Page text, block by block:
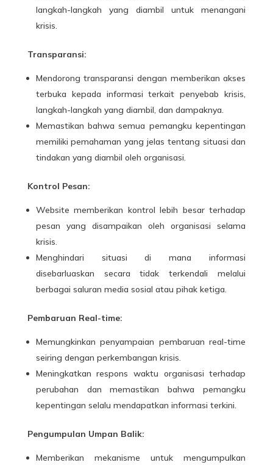
langkah-langkah yang diambil untuk menangani
krisis.
Transparansi:
Mendorong transparansi dengan memberikan akses
terbuka kepada informasi terkait penyebab krisis,
langkah-langkah yang diambil, dan dampaknya.
Memastikan bahwa semua pemangku kepentingan
memiliki pemahaman yang jelas tentang situasi dan
tindakan yang diambil oleh organisasi.
Kontrol Pesan:
Website memberikan kontrol lebih besar terhadap
pesan yang disampaikan oleh organisasi selama
krisis.
Menghindari situasi di mana informasi
disebarluaskan secara tidak terkendali melalui
berbagai saluran media sosial atau pihak ketiga.
Pembaruan Real-time:
Memungkinkan penyampaian pembaruan real-time
seiring dengan perkembangan krisis.
Meningkatkan respons waktu organisasi terhadap
perubahan dan memastikan bahwa pemangku
kepentingan selalu mendapatkan informasi terkini.
Pengumpulan Umpan Balik:
Memberikan mekanisme untuk mengumpulkan